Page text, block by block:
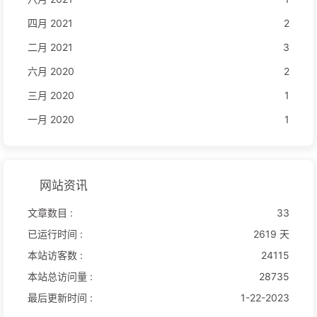
四月 2021
2
二月 2021
3
六月 2020
2
三月 2020
1
一月 2020
1
网站资讯
文章数目 :
33
已运行时间 :
2619 天
本站访客数 :
24115
本站总访问量 :
28735
最后更新时间 :
1-22-2023